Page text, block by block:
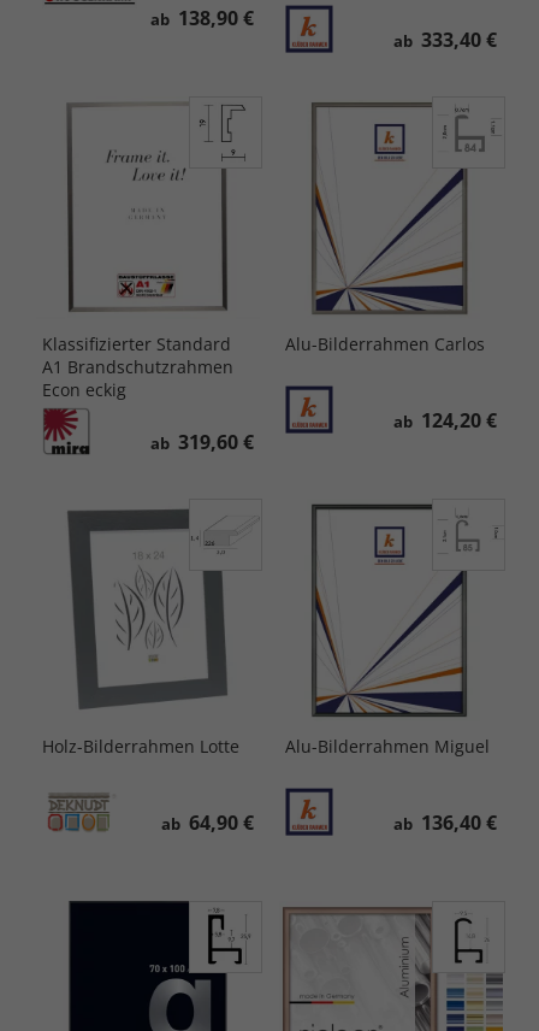
ab 138,90 €
ab 333,40 €
Klassifizierter Standard
A1 Brandschutzrahmen
Econ eckig
ab 319,60 €
Alu-Bilderrahmen Carlos
ab 124,20 €
Holz-Bilderrahmen Lotte
ab 64,90 €
Alu-Bilderrahmen Miguel
ab 136,40 €